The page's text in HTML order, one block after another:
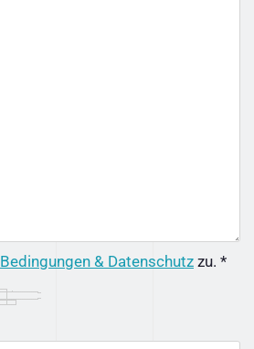
Bedingungen & Datenschutz zu. *